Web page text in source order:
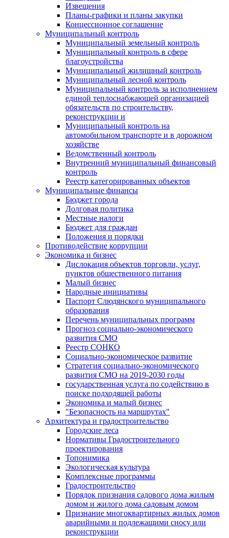
Извещения
Планы-графики и планы закупки
Концессионное соглашение
Муниципальный контроль
Муниципальный земельный контроль
Муниципальный контроль в сфере
благоустройства
Муниципальный жилищный контроль
Муниципальный лесной контроль
Муниципальный контроль за исполнением
единой теплоснабжающей организацией
обязательств по строительству,
реконструкции и
Муниципальный контроль на
автомобильном транспорте и в дорожном
хозяйстве
Ведомственный контроль
Внутренний муниципальный финансовый
контроль
Реестр категорированных объектов
Муниципальные финансы
Бюджет города
Долговая политика
Местные налоги
Бюджет для граждан
Положения и порядки
Противодействие коррупции
Экономика и бизнес
Дислокация объектов торговли, услуг,
пунктов общественного питания
Малый бизнес
Народные инициативы
Паспорт Слюдянского муниципального
образования
Перечень муниципальных программ
Прогноз социально-экономического
развития СМО
Реестр СОНКО
Социально-экономическое развитие
Стратегия социально-экономического
развития СМО на 2019-2030 годы
государственная услуга по содействию в
поиске подходящей работы
Экономика и малый бизнес
"Безопасность на маршрутах"
Архитектура и градостроительство
Городские леса
Нормативы Градостроительного
проектирования
Топонимика
Экологическая культура
Комплексные программы
Градостроительство
Порядок признания садового дома жилым
домом и жилого дома садовым домом
Признание многоквартирных жилых домов
аварийными и подлежащими сносу или
реконструкции